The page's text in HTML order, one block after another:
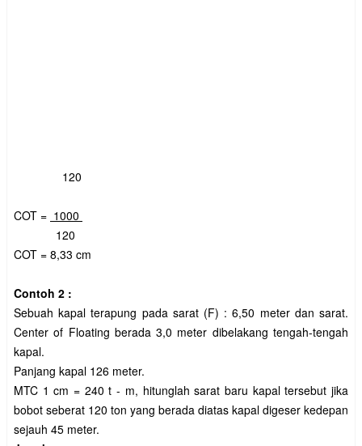
120
COT = 1000
120
COT = 8,33 cm
Contoh 2 :
Sebuah kapal terapung pada sarat (F) : 6,50 meter dan sarat.
Center of Floating berada 3,0 meter dibelakang tengah-tengah
kapal.
Panjang kapal 126 meter.
MTC 1 cm = 240 t - m, hitunglah sarat baru kapal tersebut jika
bobot seberat 120 ton yang berada diatas kapal digeser kedepan
sejauh 45 meter.